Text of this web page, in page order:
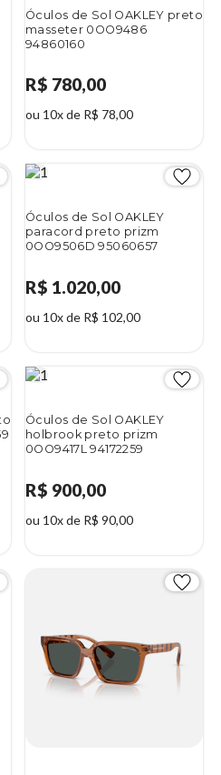
Óculos de Sol OAKLEY preto
masseter 0OO9486
94860160
R$ 780,00
ou 10x de R$ 78,00
Óculos de Sol OAKLEY
paracord preto prizm
0OO9506D 95060657
R$ 1.020,00
ou 10x de R$ 102,00
Óculos de Sol OAKLEY
holbrook preto prizm
0OO9417L 94172259
R$ 900,00
ou 10x de R$ 90,00